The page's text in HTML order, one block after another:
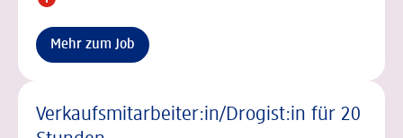
Mehr zum Job
Verkaufsmitarbeiter:in/Drogist:in für 20